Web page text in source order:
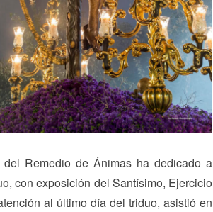
Remedio de Ánimas ha dedicado a
con exposición del Santísimo, Ejercicio
al último día del triduo, asistió en